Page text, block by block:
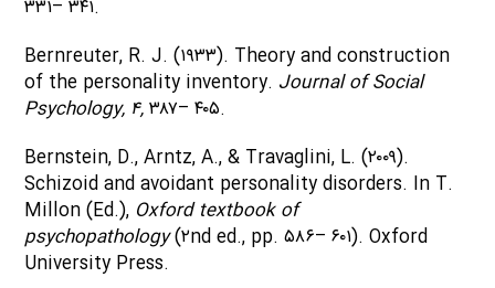
۳۳۱– ۳۴۱.
Bernreuter, R. J. (۱۹۳۳). Theory and construction
of the personality inventory. Journal of Social
Psychology, ۴,۳۸۷– ۴۰۵.
Bernstein, D., Arntz, A., & Travaglini, L. (۲۰۰۹).
Schizoid and avoidant personality disorders. In T.
Millon (Ed.), Oxford textbook of
psychopathology(۲nd ed., pp. ۵۸۶– ۶۰۱). Oxford
University Press.